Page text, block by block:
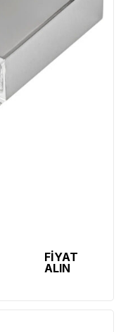
FİYAT
ALIN